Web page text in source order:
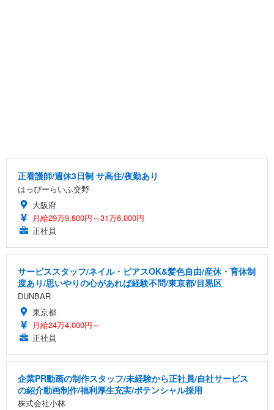
正看護師/週休3日制 サ高住/夜勤あり
はっぴーらいふ交野
大阪府
月給29万9,800円～31万6,000円
正社員
サービススタッフ/ネイル・ピアスOK&髪色自由/産休・育休制
度あり/思いやりの心があれば経験不問/東京都/目黒区
DUNBAR
東京都
月給24万4,000円～
正社員
企業PR動画の制作スタッフ/未経験から正社員/自社サービス
の紹介動画制作/福利厚生充実/ポテンシャル採用
株式会社小林